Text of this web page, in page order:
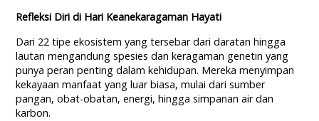
Refleksi Diri di Hari Keanekaragaman Hayati
Dari 22 tipe ekosistem yang tersebar dari daratan hingga
lautan mengandung spesies dan keragaman genetin yang
punya peran penting dalam kehidupan. Mereka menyimpan
kekayaan manfaat yang luar biasa, mulai dari sumber
pangan, obat-obatan, energi, hingga simpanan air dan
karbon.